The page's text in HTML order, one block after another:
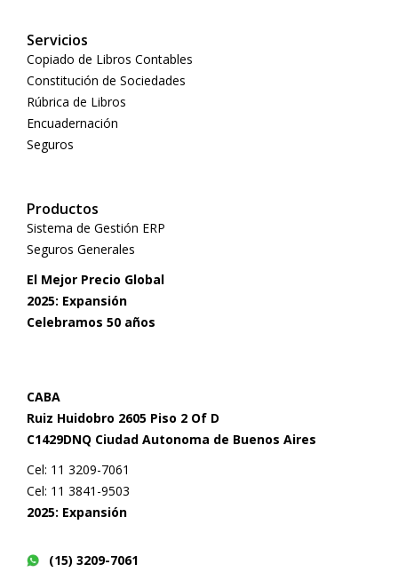
Servicios
Copiado de Libros Contables
Constitución de Sociedades
Rúbrica de Libros
Encuadernación
Seguros
Productos
Sistema de Gestión ERP
Seguros Generales
El Mejor Precio Global
2025: Expansión
Celebramos 50 años
CABA
Ruiz Huidobro 2605 Piso 2 Of D
C1429DNQ Ciudad Autonoma de Buenos Aires
Cel: 11 3209-7061
Cel: 11 3841-9503
2025: Expansión
(15) 3209-7061